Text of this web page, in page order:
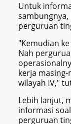
Untuk
perguruan
"Kemudian
Nah
kerja masing-
wilayah IV,"
Lebih lanjut,
informasi
perguruan